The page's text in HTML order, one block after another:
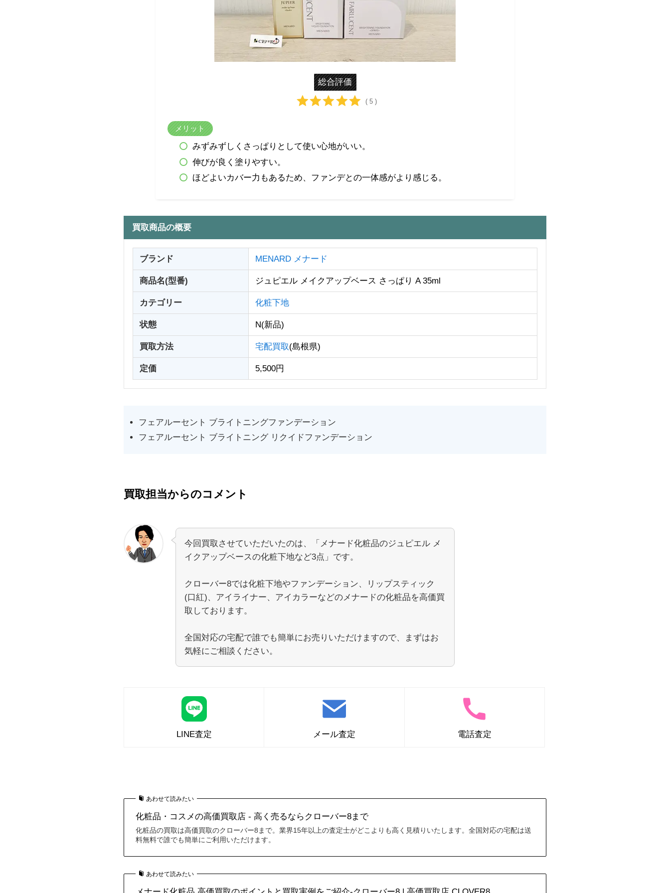
総合評価
( 5 )
メリット
みずみずしくさっぱりとして使い心地がいい。
伸びが良く塗りやすい。
ほどよいカバー力もあるため、ファンデとの一体感がより感じる。
買取商品の概要
ブランド MENARD メナード
商品名(型番) ジュピエル メイクアップベース さっぱり A 35ml
カテゴリー 化粧下地
状態 N(新品)
買取方法 宅配買取(島根県)
定価 5,500円
フェアルーセント ブライトニングファンデーション
フェアルーセント ブライトニング リクイドファンデーション
買取担当からのコメント
今回買取させていただいたのは、「メナード化粧品のジュピエル メ
イクアップベースの化粧下地など3点」です。
クローバー8では化粧下地やファンデーション、リップスティック
(口紅)、アイライナー、アイカラーなどのメナードの化粧品を高価買
取しております。
全国対応の宅配で誰でも簡単にお売りいただけますので、まずはお
気軽にご相談ください。
LINE査定 メール査定 電話査定
あわせて読みたい
化粧品・コスメの高価買取店 - 高く売るならクローバー8まで
化粧品の買取は高価買取のクローバー8まで。業界15年以上の査定士がどこよりも高く見積りいたします。全国対応の宅配は送
料無料で誰でも簡単にご利用いただけます。
あわせて読みたい